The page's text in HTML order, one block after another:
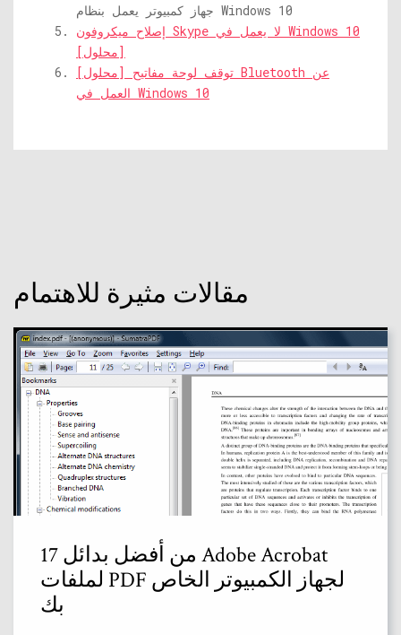
جهاز كمبيوتر يعمل بنظام Windows 10
إصلاح ميكروفون Skype لا يعمل في Windows 10
[محلول]
[محلول] توقف لوحة مفاتيح Bluetooth عن
العمل في Windows 10
مقالات مثيرة للاهتمام
17 من أفضل بدائل Adobe Acrobat
لملفات PDF لجهاز الكمبيوتر الخاص
بك